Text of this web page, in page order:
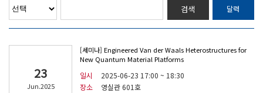
검색 달력
23
Jun.2025
[세미나] Engineered Van der Waals Heterostructures for
New Quantum Material Platforms
일시
2025-06-23 17:00 ~ 18:30
장소
영실관 601호